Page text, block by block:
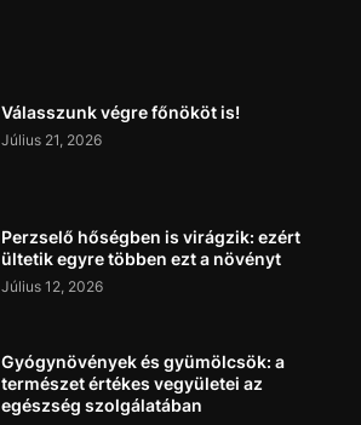
Válasszunk végre főnököt is!
Július 21, 2026
Perzselő hőségben is virágzik: ezért
ültetik egyre többen ezt a növényt
Július 12, 2026
Gyógynövények és gyümölcsök: a
természet értékes vegyületei az
egészség szolgálatában